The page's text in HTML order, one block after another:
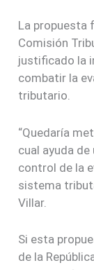
La propuesta
Comisión
justificado la
combatir la
tributario.
“Quedaría
cual ayuda
control de la
sistema
Villar.
Si esta
de la